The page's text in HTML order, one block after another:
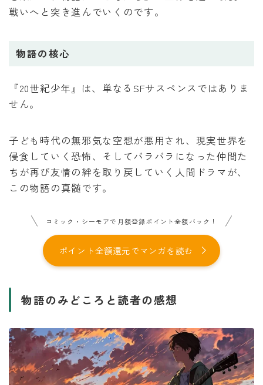
戦いへと突き進んでいくのです。
物語の核心
『20世紀少年』は、単なるSFサスペンスではありま
せん。
子ども時代の無邪気な空想が悪用され、現実世界を
侵食していく恐怖、そしてバラバラになった仲間た
ちが再び友情の絆を取り戻していく人間ドラマが、
この物語の真髄です。
コミック・シーモアで月額登録ポイント全額バック！
ポイント全額還元でマンガを読む
物語のみどころと読者の感想